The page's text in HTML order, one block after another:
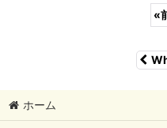
«
ホーム